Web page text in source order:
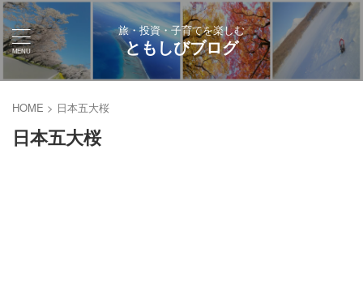
旅・投資・子育てを楽しむ
ともしびブログ
HOME > 日本五大桜
日本五大桜